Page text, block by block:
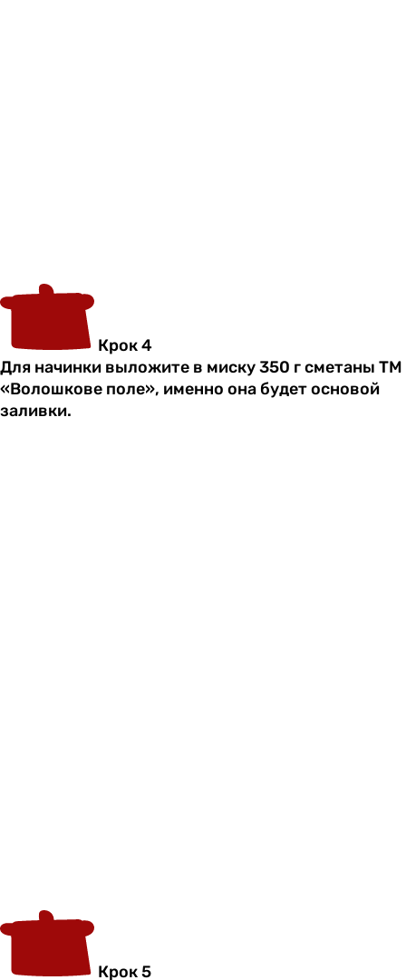
Крок 4
Для начинки выложите в миску 350 г сметаны ТМ
«Волошкове поле», именно она будет основой
заливки.
Крок 5